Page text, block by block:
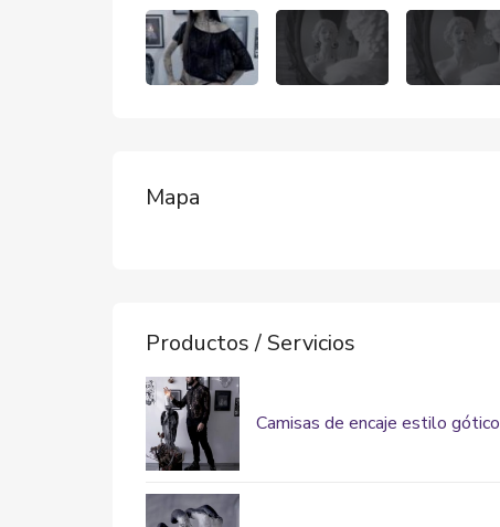
Mapa
Productos / Servicios
Camisas de encaje estilo gótico